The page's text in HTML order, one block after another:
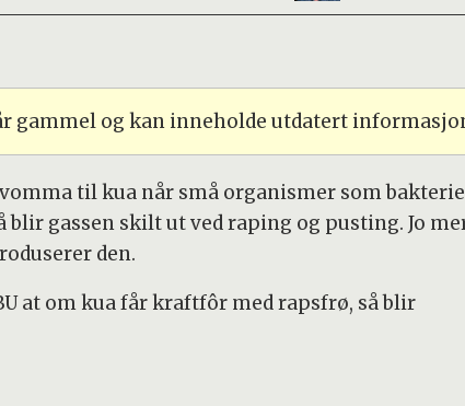
gammel og kan inneholde utdatert
til kua når små organismer som
gassen skilt ut ved raping og pusting. Jo
den.
at om kua får kraftfôr med rapsfrø, så blir